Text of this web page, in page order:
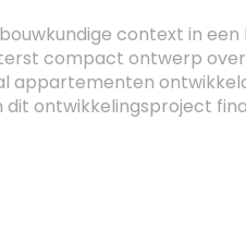
context in
compact ontwerp
appartementen
ontwikkelingsproject